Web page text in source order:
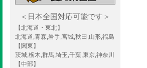
＜日本全国対応可能です＞
【北海道・東北】
北海道,青森,岩手,宮城,秋田,山形,福島
【関東】
茨城,栃木,群馬,埼玉,千葉,東京,神奈川
【中部】